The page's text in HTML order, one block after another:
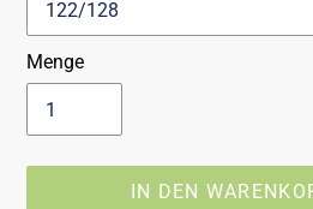
Menge
IN DEN